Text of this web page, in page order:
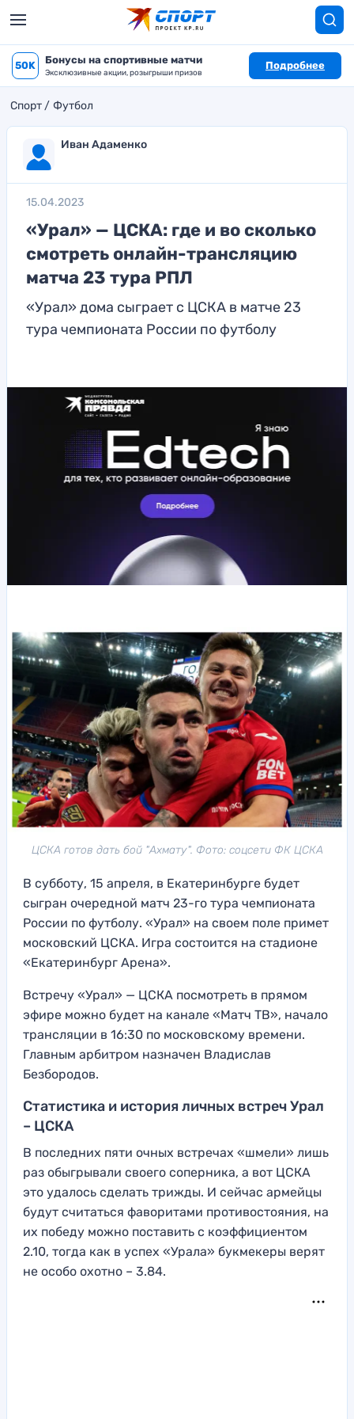
50K Бонусы на спортивные матчи
Эксклюзивные акции, розыгрыши призов
Подробнее
Спорт Футбол
Иван Адаменко
15.04.2023
«Урал» — ЦСКА: где и во сколько
смотреть онлайн-трансляцию
матча 23 тура РПЛ
«Урал» дома сыграет с ЦСКА в матче 23
тура чемпионата России по футболу
ЦСКА готов дать бой "Ахмату". Фото: соцсети ФК ЦСКА
В субботу, 15 апреля, в Екатеринбурге будет
сыгран очередной матч 23-го тура чемпионата
России по футболу. «Урал» на своем поле примет
московский ЦСКА. Игра состоится на стадионе
«Екатеринбург Арена».
Встречу «Урал» — ЦСКА посмотреть в прямом
эфире можно будет на канале «Матч ТВ», начало
трансляции в 16:30 по московскому времени.
Главным арбитром назначен Владислав
Безбородов.
Статистика и история личных встреч Урал
– ЦСКА
В последних пяти очных встречах «шмели» лишь
раз обыгрывали своего соперника, а вот ЦСКА
это удалось сделать трижды. И сейчас армейцы
будут считаться фаворитами противостояния, на
их победу можно поставить с коэффициентом
2.10, тогда как в успех «Урала» букмекеры верят
не особо охотно – 3.84.